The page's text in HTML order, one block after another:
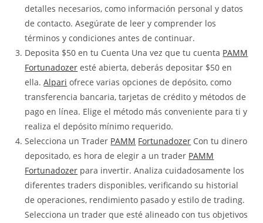
detalles necesarios, como información personal y datos
de contacto. Asegúrate de leer y comprender los
términos y condiciones antes de continuar.
Deposita $50 en tu Cuenta Una vez que tu cuenta PAMM
Fortunadozer esté abierta, deberás depositar $50 en
ella.Alpari ofrece varias opciones de depósito, como
transferencia bancaria, tarjetas de crédito y métodos de
pago en línea. Elige el método más conveniente para ti y
realiza el depósito mínimo requerido.
Selecciona un Trader PAMM Fortunadozer Con tu dinero
depositado, es hora de elegir a un trader PAMM
Fortunadozer para invertir. Analiza cuidadosamente los
diferentes traders disponibles, verificando su historial
de operaciones, rendimiento pasado y estilo de trading.
Selecciona un trader que esté alineado con tus objetivos